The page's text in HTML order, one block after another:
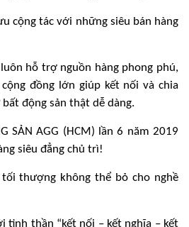
cộng tác với những siêu bán hàng
luôn hỗ trợ nguồn hàng phong phú,
đồng lớn giúp kết nối và chia
động sản thật dễ dàng.
SẢN AGG (HCM) lần 6 năm 2019
siêu đẳng chủ trì!
thượng không thể bỏ cho nghề
tinh thần “kết nối – kết nghĩa – kết